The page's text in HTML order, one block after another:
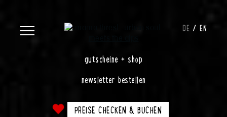
DE EN
gutscheine + shop
newsletter bestellen
PREISE CHECKEN & BUCHEN